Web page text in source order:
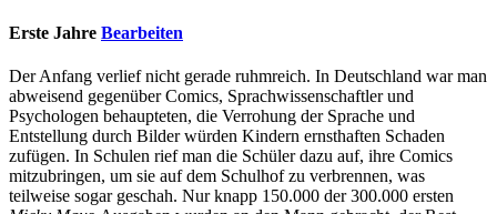
Erste Jahre Bearbeiten
Der Anfang verlief nicht gerade ruhmreich. In Deutschland war man
abweisend gegenüber Comics, Sprachwissenschaftler und
Psychologen behaupteten, die Verrohung der Sprache und
Entstellung durch Bilder würden Kindern ernsthaften Schaden
zufügen. In Schulen rief man die Schüler dazu auf, ihre Comics
mitzubringen, um sie auf dem Schulhof zu verbrennen, was
teilweise sogar geschah. Nur knapp 150.000 der 300.000 ersten